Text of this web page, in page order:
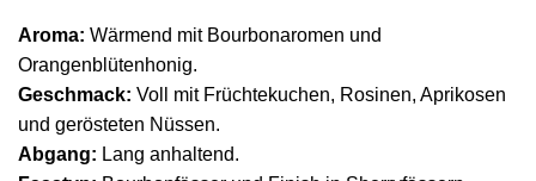
Aroma: Wärmend mit Bourbonaromen und
Orangenblütenhonig.
Geschmack: Voll mit Früchtekuchen, Rosinen, Aprikosen
und gerösteten Nüssen.
Abgang: Lang anhaltend.